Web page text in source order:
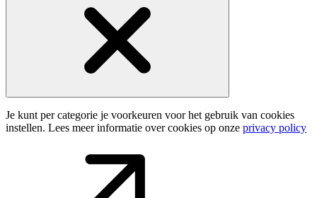
Je kunt per categorie je voorkeuren voor het gebruik van cookies
instellen. Lees meer informatie over cookies op onze privacy policy